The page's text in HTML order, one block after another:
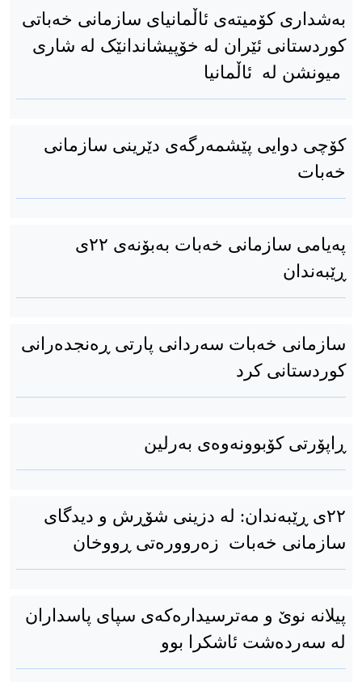
بەشداری کۆمیتەی ئاڵمانیای سازمانی خەباتی
کوردستانی ئێران لە خۆپیشاندانێک لە شاری
میونشن لە ئاڵمانیا
کۆچی دوایی پێشمەرگەی دێرینی سازمانی
خەبات
پەیامی سازمانی خەبات بەبۆنەی ۲۲ی
ڕێبەندان
سازمانی خەبات سەردانی پارتی ڕەنجدەرانی
کوردستانی کرد
ڕاپۆرتی کۆبوونەوەی بەرلین
٢٢ی ڕێبەندان: لە دزینی شۆڕش و دیدگای
سازمانی خەبات زەروورەتی ڕووخان
پیلانە نوێ و مەترسیدارەکەی سپای پاسداران
لە سەردەشت ئاشکرا بوو